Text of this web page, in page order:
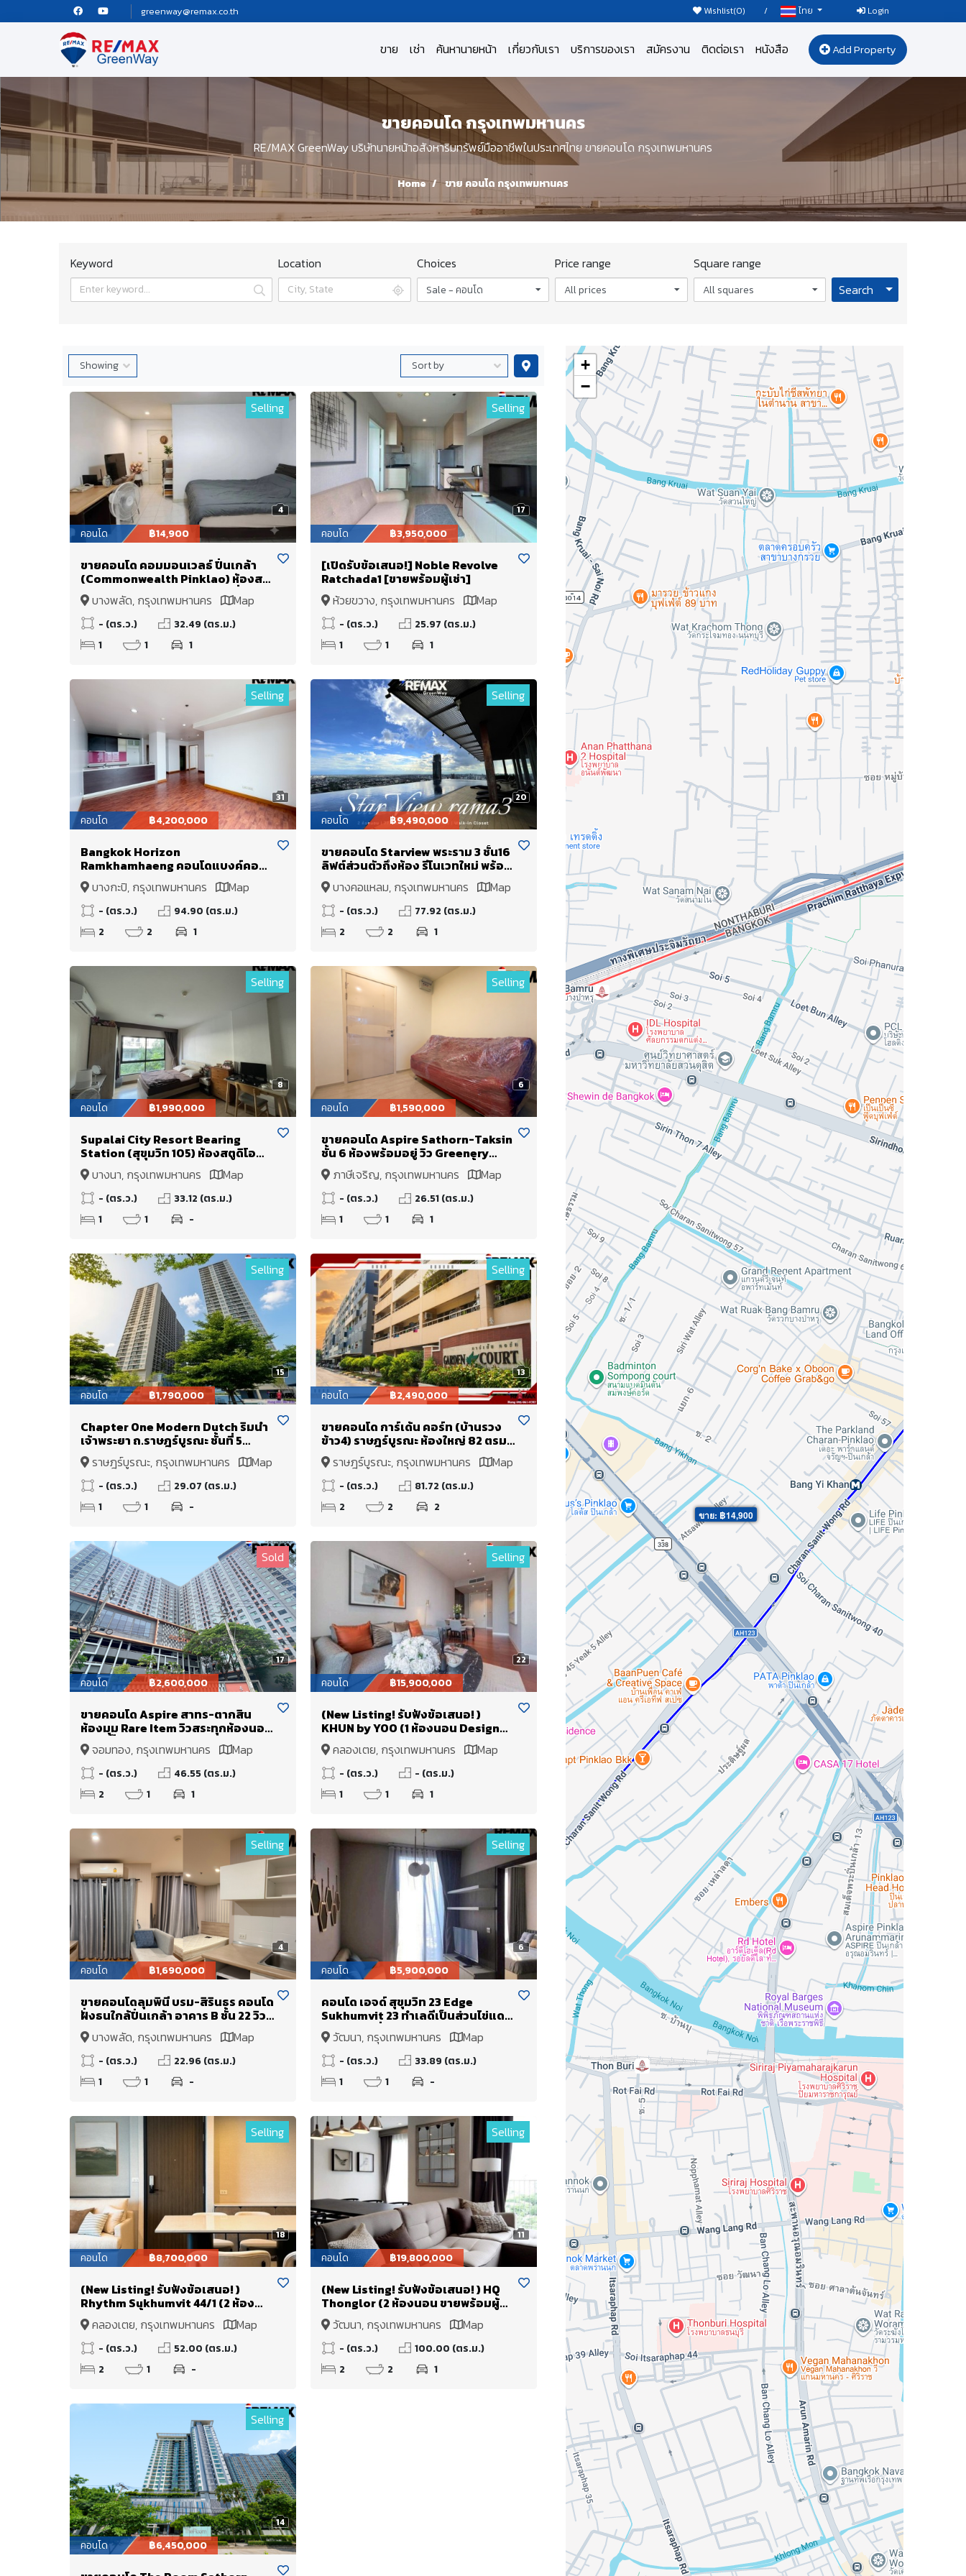
greenway@remax.co.th Wishlist(0) / ไทย Login
ขาย เช่า ค้นหานายหน้า เกี่ยวกับเรา บริการของเรา สมัครงาน ติดต่อเรา หนังสือ Add Property
ขายคอนโด กรุงเทพมหานคร
RE/MAX GreenWay บริษัทนายหน้าอสังหาริมทรัพย์มืออาชีพในประเทศไทย ขายคอนโด กรุงเทพมหานคร
Home ขาย คอนโด กรุงเทพมหานคร
Keyword Location Choices
Sale - คอนโด
Price range
All prices
Square range
All squares Search Toggle
4
Selling
คอนโด ฿14,900
ขายคอนโด คอมมอนเวลธ์ ปิ่นเกล้า
(Commonwealth Pinklao) ห้องสตู
ดิโอ 32.49 ตร.ม. ติด MRT บางยี่ขัน
ใกล้เซ็นทรัล ปิ่นเกล้า ศิริราช บางพลัด
จรัญสนิทวงศ์
บางพลัด, กรุงเทพมหานคร Map
- (ตร.ว.)
32.49 (ตร.ม.)
1
1 1
17
Selling
คอนโด ฿3,950,000
[เปิดรับข้อเสนอ!] Noble Revolve
Ratchada1 [ขายพร้อมผู้เช่า]
ห้วยขวาง, กรุงเทพมหานคร
Map
- (ตร.ว.)
25.97 (ตร.ม.)
1
1 1
31
Selling
คอนโด ฿4,200,000
Bangkok Horizon
Ramkhamhaeng คอนโดแบงค์คอก
ฮอไรซอน รามคำแหง วิวสวย วิวเมือง
180° องศา วิวพาโนรามา ห้องนอนเห็น
วิวทุกห้อง
บางกะปิ, กรุงเทพมหานคร Map
- (ตร.ว.)
94.90 (ตร.ม.)
2
2 1
20
Selling
คอนโด ฿9,490,000
ขายคอนโด Starview พระราม 3 ชั้น16
ลิฟต์ส่วนตัวถึงห้อง รีโนเวทใหม่ พร้อม
Walk-in Closet ใหญ่
บางคอแหลม, กรุงเทพมหานคร Map
- (ตร.ว.)
77.92 (ตร.ม.)
2
2 1
8
Selling
คอนโด ฿1,990,000
Supalai City Resort Bearing
Station (สุขุมวิท 105) ห้องสตูดิโอ
33.5 ตารางเมตร คอนโดแรกจากปาก
ซอย!! ลงBTS แบริ่งถึงซอยเลย
บางนา, กรุงเทพมหานคร Map
- (ตร.ว.)
33.12 (ตร.ม.)
1
1 -
6
Selling
คอนโด ฿1,590,000
ขายคอนโด Aspire Sathorn-Taksin
ชั้น 6 ห้องพร้อมอยู่ วิว Greenery
ระดับสายตา พร้อมวิวสระว่ายน้ำ
ภาษีเจริญ, กรุงเทพมหานคร Map
- (ตร.ว.)
26.51 (ตร.ม.)
1
1 1
15
Selling
คอนโด ฿1,790,000
Chapter One Modern Dutch ริมน้ำ
เจ้าพระยา ถ.ราษฎร์บูรณะ ชั้นที่ 5
อาคาร A วิวสวน ไม่มีตึกบัง ขายเพียง
1.79 Mb.
ราษฎร์บูรณะ, กรุงเทพมหานคร Map
- (ตร.ว.)
29.07 (ตร.ม.)
1
1 -
13
Selling
คอนโด ฿2,490,000
ขายคอนโด การ์เด้น คอร์ท (บ้านรวง
ข้าว4) ราษฎร์บูรณะ ห้องใหญ่ 82 ตรม
2 bed ขายเพียง 2.49 Mb. ใกล้
ทางด่วนพระราม 3 เข้าเมืองไม่เกิน 15
นาที
ราษฎร์บูรณะ, กรุงเทพมหานคร Map
- (ตร.ว.)
81.72 (ตร.ม.)
2
2 2
17
Sold
คอนโด ฿2,600,000
ขายคอนโด Aspire สาทร-ตากสิน
ห้องมุม Rare Item วิวสระทุกห้องนอน
ใหม่กริ๊บ พร้อมอยู่ 46.55 ตรม. เพียง
2.6 ล้าน
จอมทอง, กรุงเทพมหานคร Map
- (ตร.ว.)
46.55 (ตร.ม.)
2
1 1
22
Selling
คอนโด ฿15,900,000
(New Listing! รับฟังข้อเสนอ! )
KHUN by YOO (1 ห้องนอน Design
Branded Residences)
คลองเตย, กรุงเทพมหานคร Map
- (ตร.ว.)
- (ตร.ม.)
1
1 1
4
Selling
คอนโด ฿1,690,000
ขายคอนโดลุมพินี บรม-สิรินธร คอนโด
ฝั่งธนใกล้ปิ่นเกล้า อาคาร B ชั้น 22 วิว
โล่ง ห้องสวย พร้อมอยู่
บางพลัด, กรุงเทพมหานคร Map
- (ตร.ว.)
22.96 (ตร.ม.)
1
1 -
6
Selling
คอนโด ฿5,900,000
คอนโด เอจด์ สุขุมวิท 23 Edge
Sukhumvit 23 ทำเลดีเป็นส่วนไข่แดง
สุดๆ CBD ที่แท้จริง! Sukhumvit!
วัฒนา, กรุงเทพมหานคร Map
- (ตร.ว.)
33.89 (ตร.ม.)
1
1 -
18
Selling
คอนโด ฿8,700,000
(New Listing! รับฟังข้อเสนอ! )
Rhythm Sukhumvit 44/1 (2 ห้อง
นอน 1 ห้องน้ำ ติด BTS พระโขนง ขาย
พร้อมผู้เช่า รับรายได้ทันที!!
คลองเตย, กรุงเทพมหานคร Map
- (ตร.ว.)
52.00 (ตร.ม.)
2
1 -
11
Selling
คอนโด ฿19,800,000
(New Listing! รับฟังข้อเสนอ! ) HQ
Thonglor (2 ห้องนอน ขายพร้อมผู้
เช่า รับรายได้ทันที!!
วัฒนา, กรุงเทพมหานคร Map
- (ตร.ว.)
100.00 (ตร.ม.)
2
2 1
14
Selling
คอนโด ฿6,450,000
ขาย: ฿14,900
ขาย: ฿1,690,000
+
−